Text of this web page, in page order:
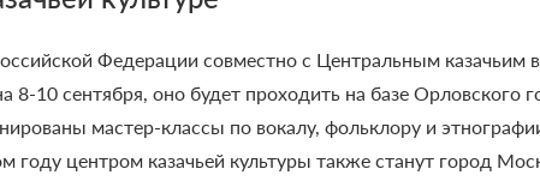
Федерации совместно с Центральным казачьим
8-10 сентября, оно будет проходить на базе Орловского
мастер-классы по вокалу, фольклору и
году центром казачьей культуры также станут город